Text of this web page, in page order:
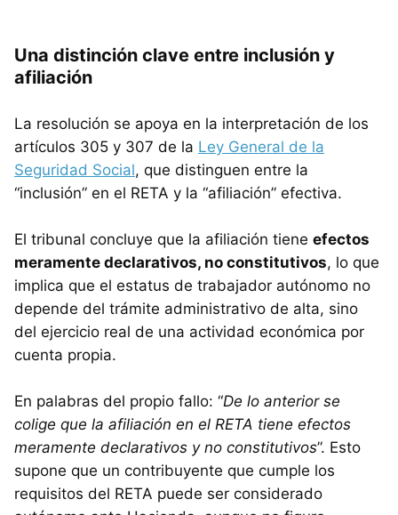
Una distinción clave entre inclusión y
afiliación
La resolución se apoya en la interpretación de los
artículos 305 y 307 de la Ley General de la
Seguridad Social, que distinguen entre la
“inclusión” en el RETA y la “afiliación” efectiva.
El tribunal concluye que la afiliación tiene efectos
meramente declarativos, no constitutivos, lo que
implica que el estatus de trabajador autónomo no
depende del trámite administrativo de alta, sino
del ejercicio real de una actividad económica por
cuenta propia.
En palabras del propio fallo: “De lo anterior se
colige que la afiliación en el RETA tiene efectos
meramente declarativos y no constitutivos”. Esto
supone que un contribuyente que cumple los
requisitos del RETA puede ser considerado